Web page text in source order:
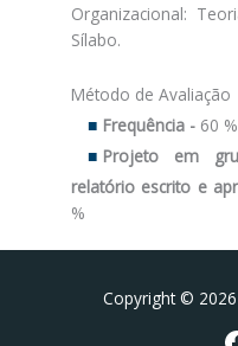
Organizacional:
Sílabo.
Método de Avaliação
Frequência - 60 %
Projeto em
relatório escrito e
%
Copyright ©